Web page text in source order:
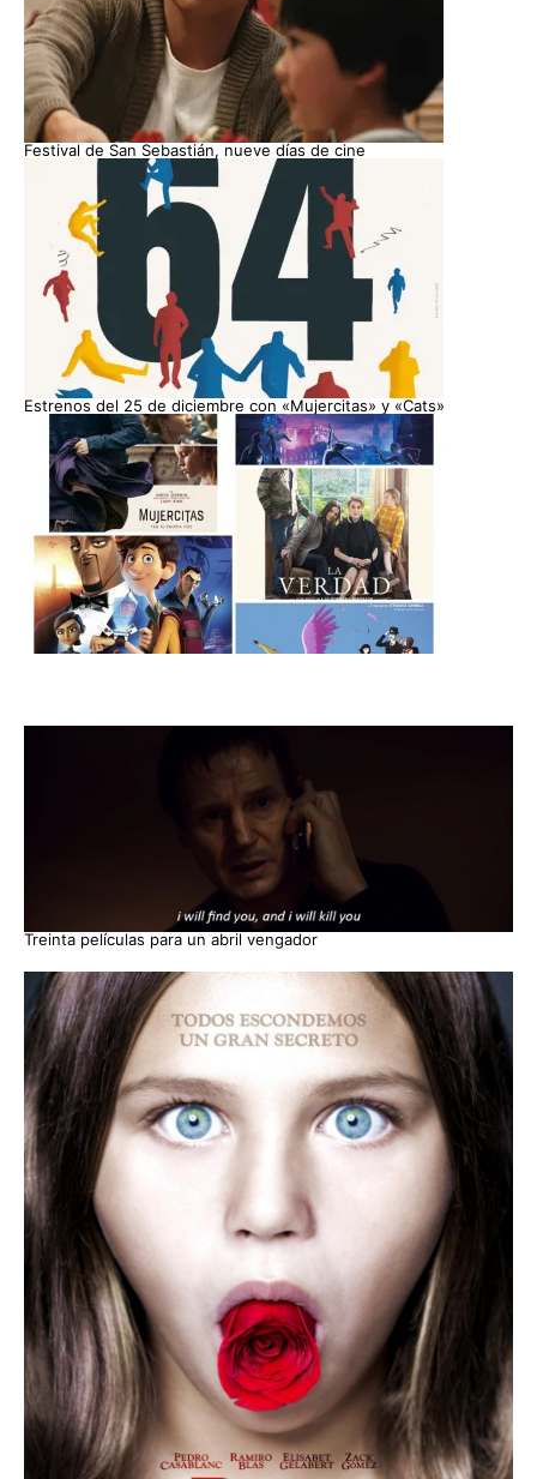
Festival de San Sebastián, nueve días de cine
Estrenos del 25 de diciembre con «Mujercitas» y «Cats»
Treinta películas para un abril vengador